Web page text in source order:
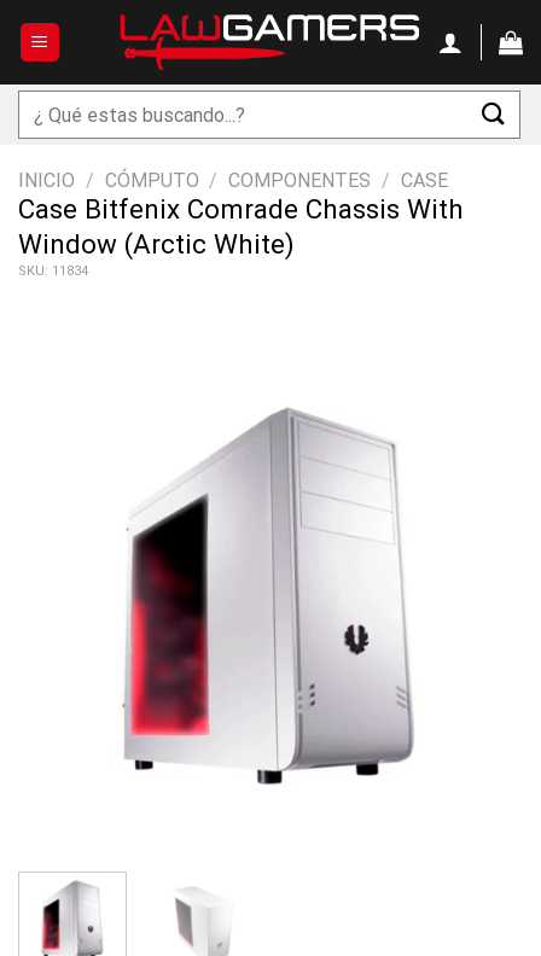
Buscar
por:
INICIO / CÓMPUTO / COMPONENTES / CASE
Case Bitfenix Comrade Chassis With
Window (Arctic White)
SKU: 11834